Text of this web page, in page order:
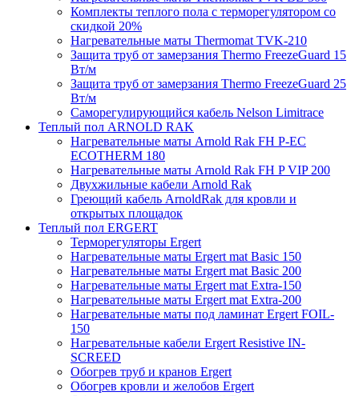
Комплекты теплого пола с терморегулятором со
скидкой 20%
Нагревательные маты Thermomat TVK-210
Защита труб от замерзания Thermo FreezeGuard 15
Вт/м
Защита труб от замерзания Thermo FreezeGuard 25
Вт/м
Саморегулирующийся кабель Nelson Limitrace
Теплый пол ARNOLD RAK
Нагревательные маты Arnold Rak FH P-EC
ECOTHERM 180
Нагревательные маты Arnold Rak FH P VIP 200
Двухжильные кабели Arnold Rak
Греющий кабель ArnoldRak для кровли и
открытых площадок
Теплый пол ERGERT
Терморегуляторы Ergert
Нагревательные маты Ergert mat Basic 150
Нагревательные маты Ergert mat Basic 200
Нагревательные маты Ergert mat Extra-150
Нагревательные маты Ergert mat Extra-200
Нагревательные маты под ламинат Ergert FOIL-
150
Нагревательные кабели Ergert Resistive IN-
SCREED
Обогрев труб и кранов Ergert
Обогрев кровли и желобов Ergert